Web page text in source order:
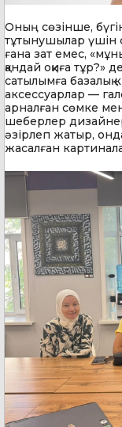
Оның сөзінше,
тұтынушылар үшін
ғана зат емес,
қандай оқиға тұр?»
сатылымға базалық
аксессуарлар —
арналған сөмке
шеберлер
әзірлеп жатыр,
жасалған